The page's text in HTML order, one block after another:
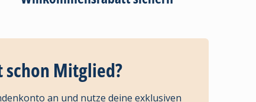
schon Mitglied?
an und nutze deine exklusiven